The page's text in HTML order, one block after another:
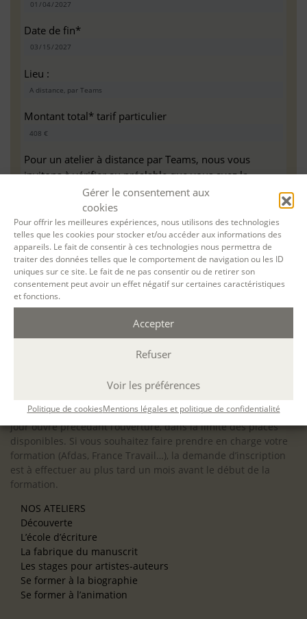
Gérer le consentement aux
cookies
Pour offrir les meilleures expériences, nous utilisons des technologies
telles que les cookies pour stocker et/ou accéder aux informations des
appareils. Le fait de consentir à ces technologies nous permettra de
traiter des données telles que le comportement de navigation ou les ID
uniques sur ce site. Le fait de ne pas consentir ou de retirer son
consentement peut avoir un effet négatif sur certaines caractéristiques
et fonctions.
Accepter
Refuser
Voir les préférences
Politique de cookiesMentions légales et politique de confidentialité
Date de fin*
Lieu :
Montant total* tarif particulier
Pour un atelier à distance par Teams, nous vous
invitons à vérifier au préalable que vous avez la
configuration minimale requise pour pouvoir travailler
dans les meilleures conditions : Configuration
matérielle requise pourMicrosoft Teams | Microsoft
Learn
Accessibilité : ALEPH-ÉCRITURE est sensible à l’inclusion des
personnes en situation de handicap. Si vous avez besoin
d’un aménagement spécifique de programme, n’hésitez pas
à nous contacter en amont de votre inscription afin
supports, accessibilité de nos salles).
inscriptions à nos activités sont ouvertes jusqu’au dernier
jour ouvré précédant l’ouverture, dans la limite des places
disponibles. Si vous souhaitez faire prendre en charge votre
formation (Afdas, France Travail…), la demande d’inscription
est à effectuer au plus tard un mois avant le début de la
formation.
NOS ATELIERS
Découverte
L’école d’écriture
La fabrique du manuscrit
Les stages pour artistes-auteurs
Se former à la biographie
Se former à l’animation